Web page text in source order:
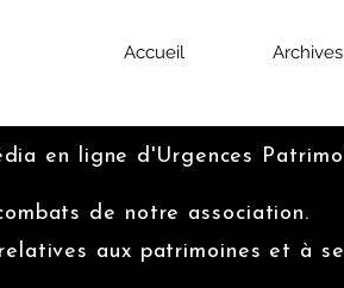
Accueil Archives
en ligne d'Urgences
de notre association.
aux patrimoines et à